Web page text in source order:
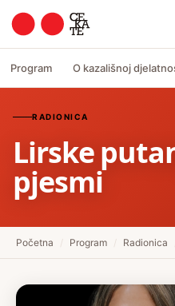
Program O kazališnoj
RADIONICA
Lirske
pjesmi
Početna Program Radionica